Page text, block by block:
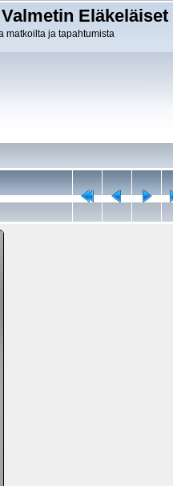
Eläkeläiset
matkoilta ja tapahtumista